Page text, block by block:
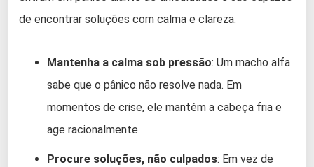
de encontrar soluções com calma e clareza.
Mantenha a calma sob pressão: Um macho alfa
sabe que o pânico não resolve nada. Em
momentos de crise, ele mantém a cabeça fria e
age racionalmente.
Procure soluções, não culpados: Em vez de